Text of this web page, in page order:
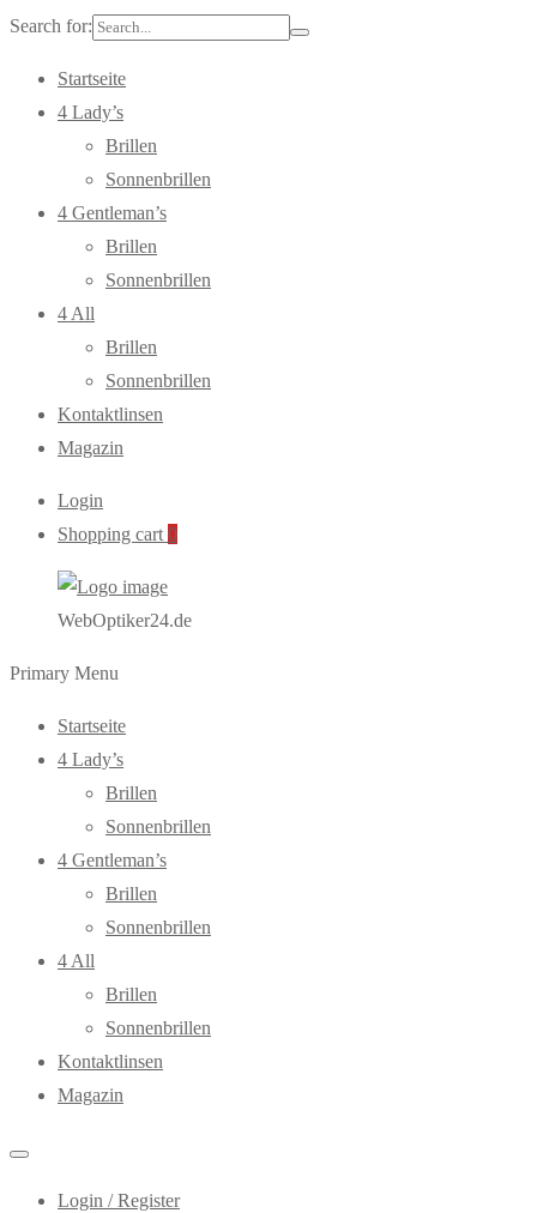
Search for:
Startseite
4 Lady’s
Brillen
Sonnenbrillen
4 Gentleman’s
Brillen
Sonnenbrillen
4 All
Brillen
Sonnenbrillen
Kontaktlinsen
Magazin
Login
Shopping cart 0
WebOptiker24.de
Primary Menu
Startseite
4 Lady’s
Brillen
Sonnenbrillen
4 Gentleman’s
Brillen
Sonnenbrillen
4 All
Brillen
Sonnenbrillen
Kontaktlinsen
Magazin
Login / Register